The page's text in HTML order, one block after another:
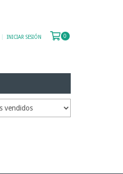
INICIAR SESIÓN 0